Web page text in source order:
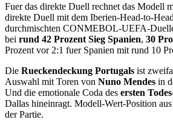
Fuer das direkte Duell rechnet das Modell
direkte Duell mit dem Iberien-Head-to-
durchmischten CONMEBOL-UEFA-
bei rund 42 Prozent Sieg Spanien, 30
Prozent vor 2:1 fuer Spanien mit rund 10
Die Rueckendeckung Portugals ist
Auswahl mit Toren von Nuno Mendes in
Und die emotionale Coda des ersten
Dallas hineinragt. Modell-Wert-Position
der Partie.